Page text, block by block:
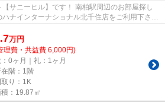
サニーヒル】です！ 南柏駅周辺のお部屋探し
ナインターナショナル北千住店をご利用下さ
万円
理費・共益費 6,000円)
：0ヶ月｜礼：1ヶ月
在階：1階
取り：1K
：19.87㎡